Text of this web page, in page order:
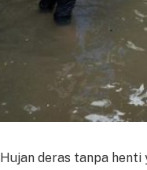
Hujan deras tanpa henti